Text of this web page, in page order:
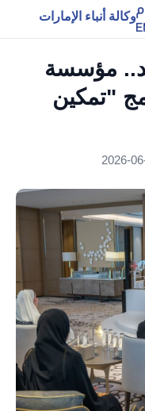
وكالة أنباء الإمارات
مؤسسة
"تمكين
2026-